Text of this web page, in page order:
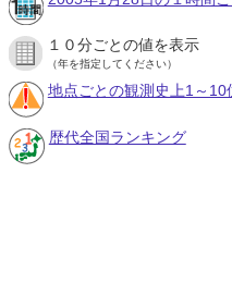
１０分ごとの値を表示
（年を指定してください）
地点ごとの観測史上1～10
歴代全国ランキング